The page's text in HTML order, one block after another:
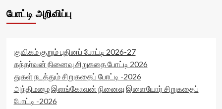
போட்டி அறிவிப்பு
குவிகம் குறும் புதினப் போட்டி 2026-27
கந்தர்வன் நினைவு சிறுகதை போட்டி 2026
துகள் நடத்தும் சிறுகதைப் போட்டி -2026
அந்திமழை இளங்கோவன் நினைவு இளையோர் சிறுகதைப்
போட்டி -2026